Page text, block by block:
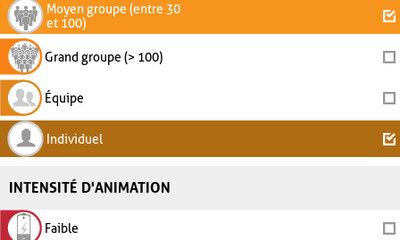
Moyen groupe (entre 30
et 100)
Grand groupe (> 100)
Équipe
Individuel
INTENSITÉ D'ANIMATION
Faible